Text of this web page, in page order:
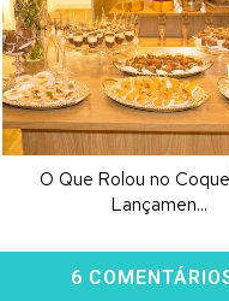
O Que Rolou no
Lançamen...
6